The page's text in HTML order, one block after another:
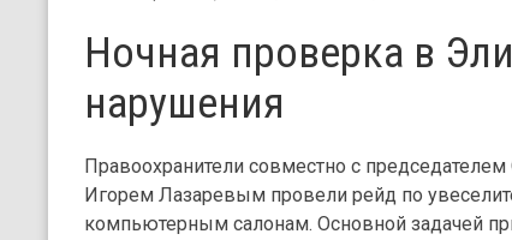
Ночная проверка в
нарушения
Правоохранители совместно с
Игорем Лазаревым провели рейд по
компьютерным салонам. Основной задачей